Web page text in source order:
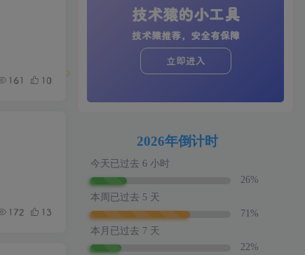
161 10
172 13
技术猿的小工具
技术猿推荐，安全有保障
立即进入